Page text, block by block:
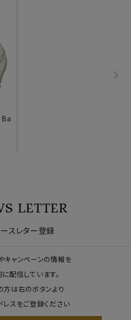
LETTER
スレター登録
キャンペーンの情報を
配信しています。
方は右のボタンより
レスをご登録ください